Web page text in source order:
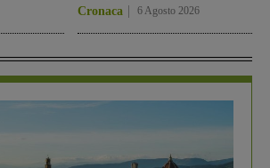
Cronaca 6 Agosto 2026